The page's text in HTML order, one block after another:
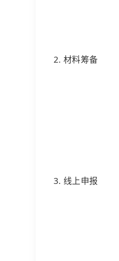
2. 材料筹备
3. 线上申报